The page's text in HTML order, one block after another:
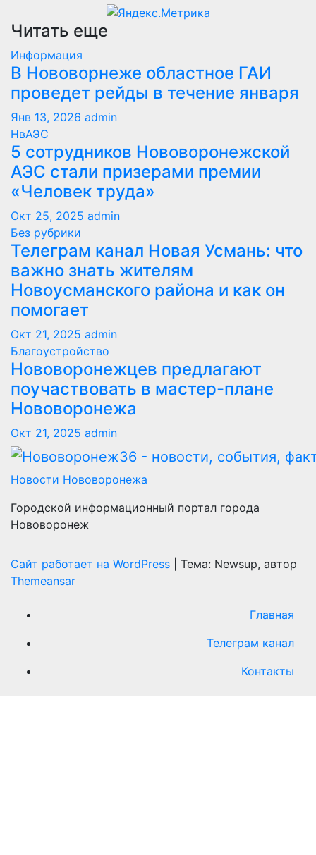
Читать еще
Информация
В Нововорнеже областное ГАИ
проведет рейды в течение января
Янв 13, 2026 admin
НвАЭС
5 сотрудников Нововоронежской
АЭС стали призерами премии
«Человек труда»
Окт 25, 2025 admin
Без рубрики
Телеграм канал Новая Усмань: что
важно знать жителям
Новоусманского района и как он
помогает
Окт 21, 2025 admin
Благоустройство
Нововоронежцев предлагают
поучаствовать в мастер-плане
Нововоронежа
Окт 21, 2025 admin
Новости Нововоронежа
Городской информационный портал города
Нововоронеж
Сайт работает на WordPress
Тема: Newsup, автор
Themeansar
Главная
Телеграм канал
Контакты